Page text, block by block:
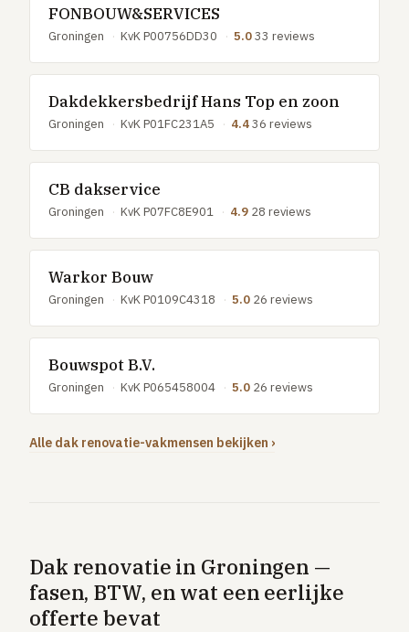
FONBOUW&SERVICES
Groningen · KvK P00756DD30 · 5.033 reviews
Dakdekkersbedrijf Hans Top en zoon
Groningen · KvK P01FC231A5 · 4.436 reviews
CB dakservice
Groningen · KvK P07FC8E901 · 4.9 28 reviews
Warkor Bouw
Groningen · KvK P0109C4318 · 5.0 26 reviews
Bouwspot B.V.
Groningen · KvK P065458004 · 5.0 26 reviews
Alle dak renovatie-vakmensen bekijken ›
Dak renovatie in Groningen —
fasen, BTW, en wat een eerlijke
offerte bevat